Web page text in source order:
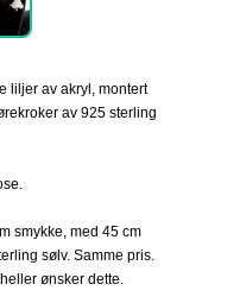
liljer av akryl, montert
av 925 sterling
smykke, med 45 cm
sølv. Samme pris.
ønsker dette.